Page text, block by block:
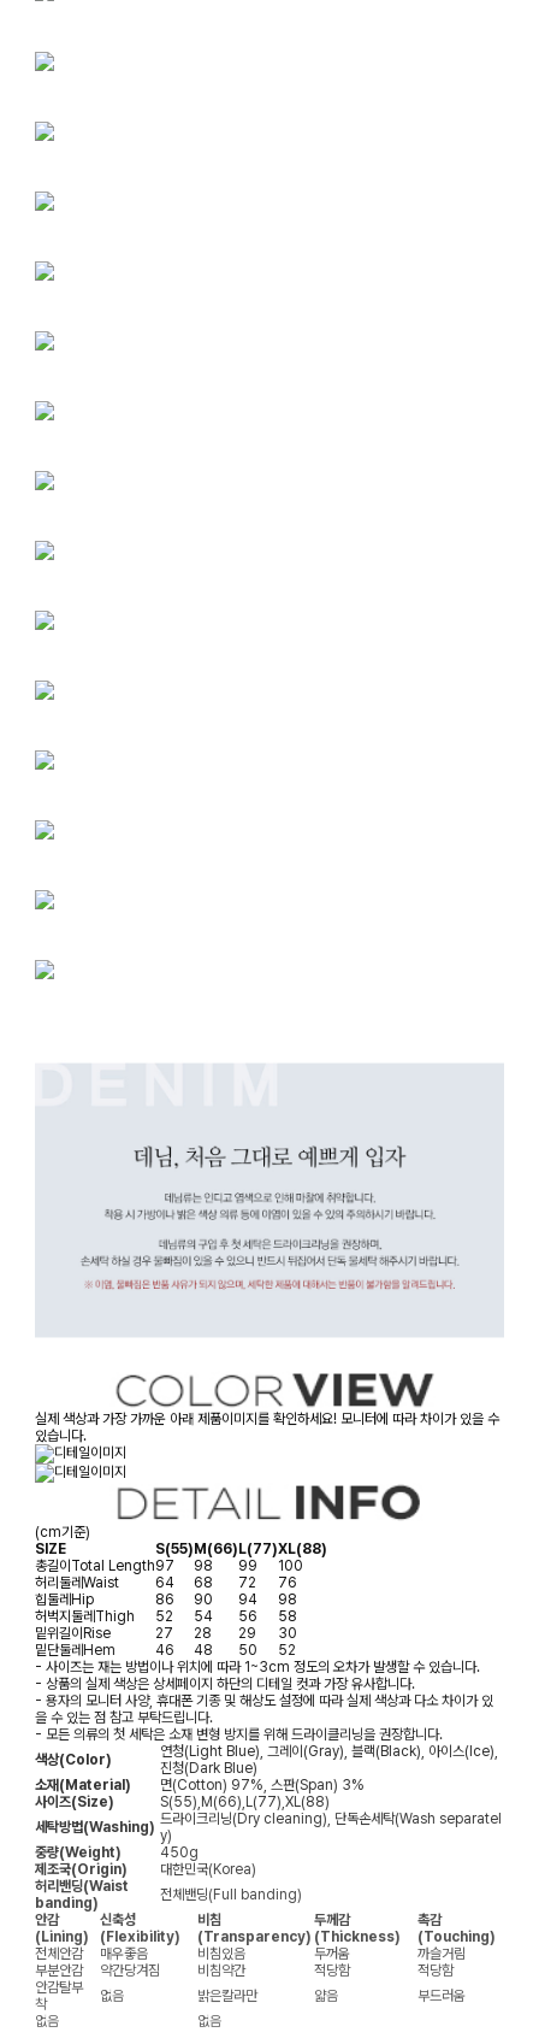
실제 색상과 가장 가까운 아래 제품이미지를 확인하세요! 모니터에 따라 차이가 있을 수
있습니다.
(cm기준)
SIZE
S(55) M(66) L(77)XL(88)
총길이 Total Length97 98 99
100
허리둘레 Waist 64 68 72
76
힙둘레 Hip 86 90 94
98
허벅지둘레 Thigh 52 54 56
58
밑위길이 Rise 27 28 29
30
밑단둘레 Hem 46 48 50
52
- 사이즈는 재는 방법이나 위치에 따라 1~3cm 정도의 오차가 발생할 수 있습니다.
- 상품의 실제 색상은 상세페이지 하단의 디테일 컷과 가장 유사합니다.
- 용자의 모니터 사양, 휴대폰 기종 및 해상도 설정에 따라 실제 색상과 다소 차이가 있
을 수 있는 점 참고 부탁드립니다.
- 모든 의류의 첫 세탁은 소재 변형 방지를 위해 드라이클리닝을 권장합니다.
색상(Color)
연청(Light Blue), 그레이(Gray), 블랙(Black), 아이스(Ice),
진청(Dark Blue)
소재(Material)
면(Cotton) 97%, 스판(Span) 3%
사이즈(Size)
S(55),M(66),L(77),XL(88)
세탁방법(Washing) 드라이크리닝(Dry cleaning), 단독손세탁(Wash separatel
y)
중량(Weight)
450g
제조국(Origin)
대한민국(Korea)
허리밴딩(Waist
banding)
전체밴딩(Full banding)
안감
(Lining)
신축성
(Flexibility)
비침
(Transparency)
두께감
(Thickness)
촉감
(Touching)
전체안감
매우좋음 비침있음 두꺼움
까슬거림
부분안감
약간당겨짐 비침약간 적당함
적당함
안감탈부
착
없음 밝은칼라만 얇음
부드러움
없음
없음